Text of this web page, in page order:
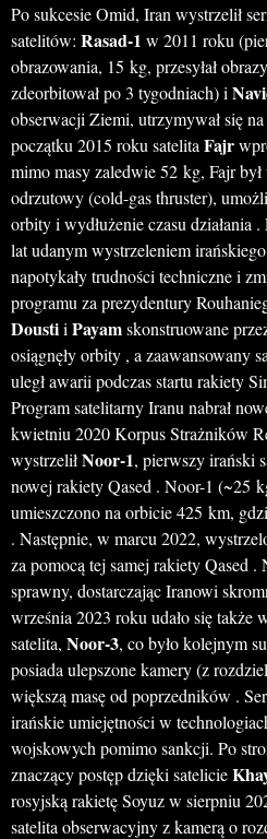
Po sukcesie Omid, Iran wystrzelił
satelitów: Rasad-1 w 2011 roku
obrazowania, 15 kg, przesyłał
zdeorbitował po 3 tygodniach) i
obserwacji Ziemi, utrzymywał się
początku 2015 roku satelita Fajr
mimo masy zaledwie 52 kg, Fajr
odrzutowy (cold-gas thruster),
orbity i wydłużenie czasu działania
lat udanym wystrzeleniem
napotykały trudności techniczne i
programu za prezydentury
Doustii Payamskonstruowane
osiągnęły orbity , a zaawansowany
uległ awarii podczas startu rakiety
Program satelitarny Iranu nabrał
kwietniu 2020 Korpus Strażników
wystrzeliłNoor-1, pierwszy irański
nowej rakiety Qased . Noor-1 (~25
umieszczono na orbicie 425 km,
. Następnie, w marcu 2022,
za pomocą tej samej rakiety Qased
sprawny, dostarczając Iranowi
września 2023 roku udało się także
satelita, Noor-3, co było kolejnym
posiada ulepszone kamery (z
większą masę od poprzedników .
irańskie umiejętności w
wojskowych pomimo sankcji. Po
znaczący postęp dzięki satelicie
rosyjską rakietę Soyuz w sierpniu
satelita obserwacyjny z kamerą o